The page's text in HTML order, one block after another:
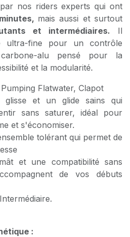
nos riders experts qui ont
mais aussi et surtout
et intermédiaires. Il
ultra-fine pour un contrôle
alu pensé pour la
et la modularité.
Flatwater, Clapot
glisse et un glide sains qui
sans saturer, idéal pour
et s'économiser.
tolérant qui permet de
et une compatibilité sans
de vos débuts
: